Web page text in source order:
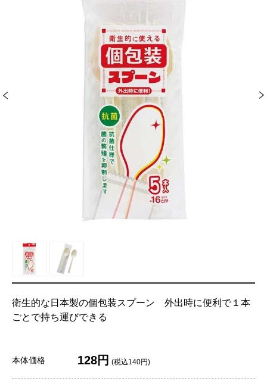
衛生的な日本製の個包装スプーン 外出時に便利で１本
ごとで持ち運びできる
本体価格 128円 (税込140円)